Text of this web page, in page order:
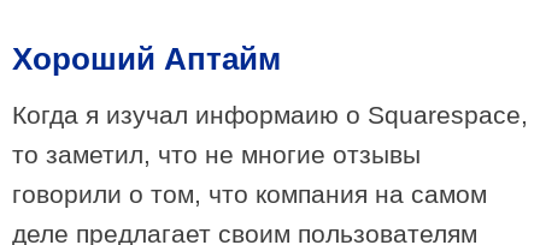
Хороший Аптайм
Когда я изучал информаию о Squarespace,
то заметил, что не многие отзывы
говорили о том, что компания на самом
деле предлагает своим пользователям